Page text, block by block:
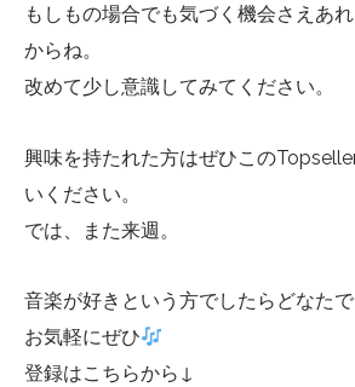
もしもの場合でも気づく機会さえあ
からね。
改めて少し意識してみてください。
興味を持たれた方はぜひこの
いください。
では、また来週。
音楽が好きという方でしたらどなた
お気軽にぜひ
登録はこちらから↓